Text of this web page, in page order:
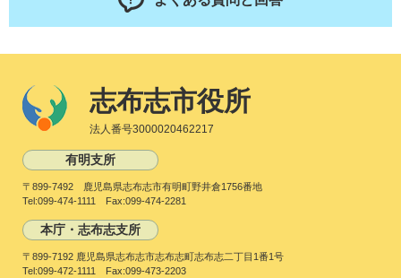
志布志市役所
法人番号3000020462217
有明支所
〒899-7492 鹿児島県志布志市有明町野井倉1756番地
Tel:099-474-1111 Fax:099-474-2281
本庁・志布志支所
〒899-7192 鹿児島県志布志市志布志町志布志二丁目1番1号
Tel:099-472-1111 Fax:099-473-2203